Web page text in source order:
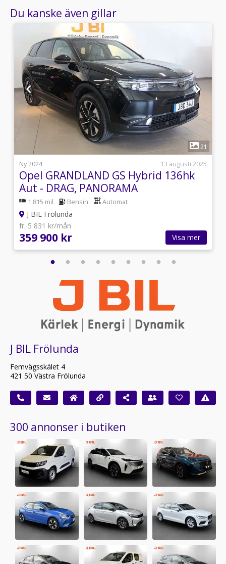
Du kanske även gillar
1
21
Ny 2024
13 augusti 2025
Opel GRANDLAND GS Hybrid 136hk
Aut - DRAG, PANORAMA
1 815 mil Bensin Automat
J BIL Frölunda
fr. 5 831 kr/mån
359 900 kr Visa mer
J BIL Frölunda
Femvägsskälet 4
421 50 Västra Frölunda
300 annonser i butiken